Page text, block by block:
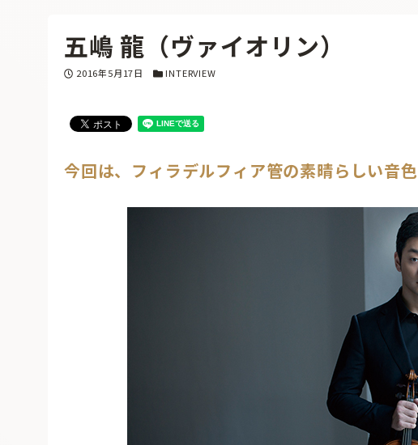
古楽とその先と
現場のプロが推す！
無料ライブ配信スケ
五嶋 龍（ヴァイオリン）
投稿日
2016年5月17日 カテゴリー
INTERVIEW
今回は、フィラデルフィア管の素晴らしい音